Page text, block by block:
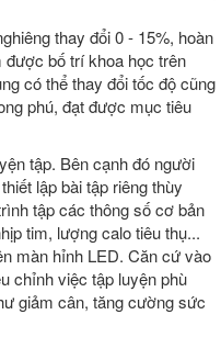
thay đổi 0 - 15%, hoàn
được bố trí khoa học trên
có thể thay đổi tốc độ cũng
phú, đạt được mục tiêu
tập. Bên cạnh đó người
lập bài tập riêng thùy
tập các thông số cơ bản
tim, lượng calo tiêu thụ...
màn hỉnh LED. Căn cứ vào
chỉnh việc tập luyện phù
giảm cân, tăng cường sức